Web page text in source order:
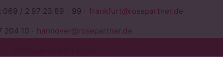
069 / 2 97 23 89 - 99 · frankfurt@rosepartner.de
204 10 · hannover@rosepartner.de